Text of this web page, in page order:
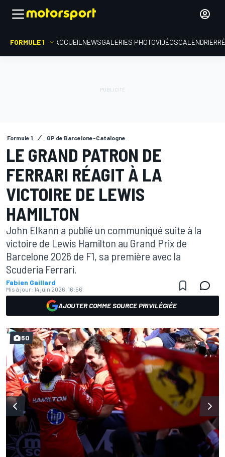
FORMULE 1 ACCUEIL NEWSGALERIES PHOTOVIDÉOSCALENDRIER
Formule 1 GP de Barcelone-Catalogne
LE GRAND PATRON DE
FERRARI RÉAGIT À LA
VICTOIRE DE LEWIS
HAMILTON
John Elkann a publié un communiqué suite à la
victoire de Lewis Hamilton au Grand Prix de
Barcelone 2026 de F1, sa première avec la
Scuderia Ferrari.
Fabien Gaillard
Mis à jour: 14 juin 2026, 16:56
AJOUTER COMME SOURCE PRIVILÉGIÉE
60